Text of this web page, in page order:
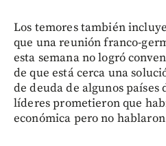
Los temores también
que una reunión franco-
esta semana no logró
de que está cerca una
de deuda de algunos países
líderes prometieron que
económica pero no